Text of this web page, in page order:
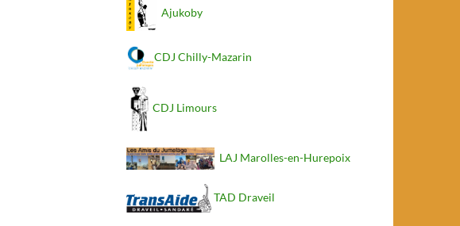
Ajukoby
CDJ Chilly-Mazarin
CDJ Limours
LAJ Marolles-en-Hurepoix
TAD Draveil